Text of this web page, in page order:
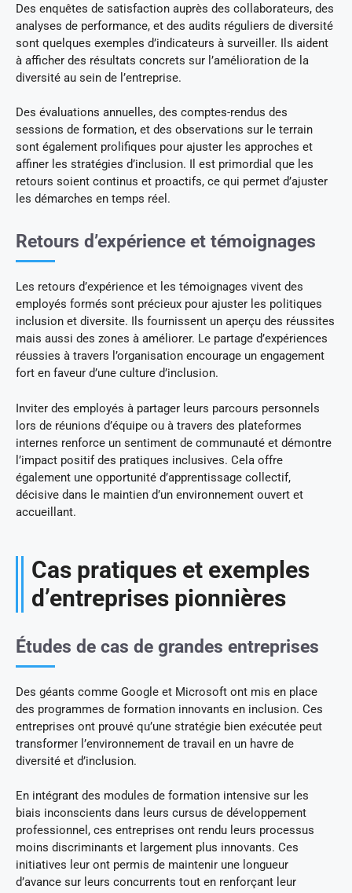
Des enquêtes de satisfaction auprès des collaborateurs, des
analyses de performance, et des audits réguliers de diversité
sont quelques exemples d’indicateurs à surveiller. Ils aident
à afficher des résultats concrets sur l’amélioration de la
diversité au sein de l’entreprise.
Des évaluations annuelles, des comptes-rendus des
sessions de formation, et des observations sur le terrain
sont également prolifiques pour ajuster les approches et
affiner les stratégies d’inclusion. Il est primordial que les
retours soient continus et proactifs, ce qui permet d’ajuster
les démarches en temps réel.
Retours d’expérience et témoignages
Les retours d’expérience et les témoignages vivent des
employés formés sont précieux pour ajuster les politiques
inclusion et diversite. Ils fournissent un aperçu des réussites
mais aussi des zones à améliorer. Le partage d’expériences
réussies à travers l’organisation encourage un engagement
fort en faveur d’une culture d’inclusion.
Inviter des employés à partager leurs parcours personnels
lors de réunions d’équipe ou à travers des plateformes
internes renforce un sentiment de communauté et démontre
l’impact positif des pratiques inclusives. Cela offre
également une opportunité d’apprentissage collectif,
décisive dans le maintien d’un environnement ouvert et
accueillant.
Cas pratiques et exemples
d’entreprises pionnières
Études de cas de grandes entreprises
Des géants comme Google et Microsoft ont mis en place
des programmes de formation innovants en inclusion. Ces
entreprises ont prouvé qu’une stratégie bien exécutée peut
transformer l’environnement de travail en un havre de
diversité et d’inclusion.
En intégrant des modules de formation intensive sur les
biais inconscients dans leurs cursus de développement
professionnel, ces entreprises ont rendu leurs processus
moins discriminants et largement plus innovants. Ces
initiatives leur ont permis de maintenir une longueur
d’avance sur leurs concurrents tout en renforçant leur